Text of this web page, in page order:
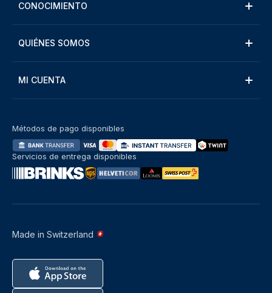
CONOCIMIENTO
QUIÉNES SOMOS
MI CUENTA
Made in Switzerland
Métodos de pago disponibles
Servicios de entrega disponibles